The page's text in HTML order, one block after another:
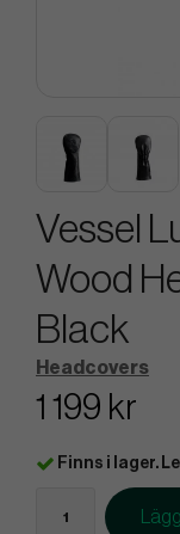
Vessel
Wood
Black
Headcovers
1 199 kr
Finns i lager.